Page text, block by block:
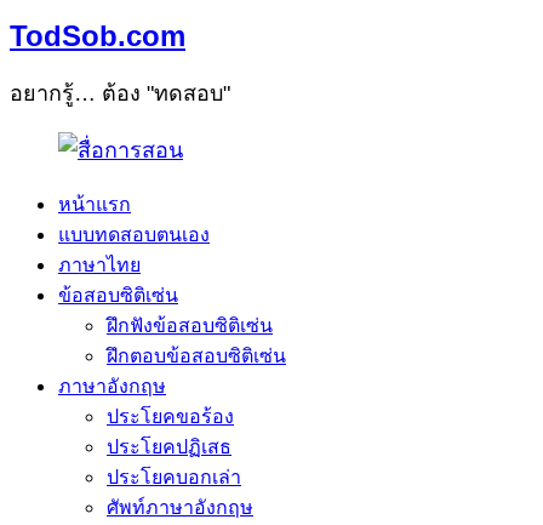
TodSob.com
อยากรู้… ต้อง "ทดสอบ"
หน้าแรก
แบบทดสอบตนเอง
ภาษาไทย
ข้อสอบซิติเซ่น
ฝึกฟังข้อสอบซิติเซ่น
ฝึกตอบข้อสอบซิติเซ่น
ภาษาอังกฤษ
ประโยคขอร้อง
ประโยคปฏิเสธ
ประโยคบอกเล่า
ศัพท์ภาษาอังกฤษ